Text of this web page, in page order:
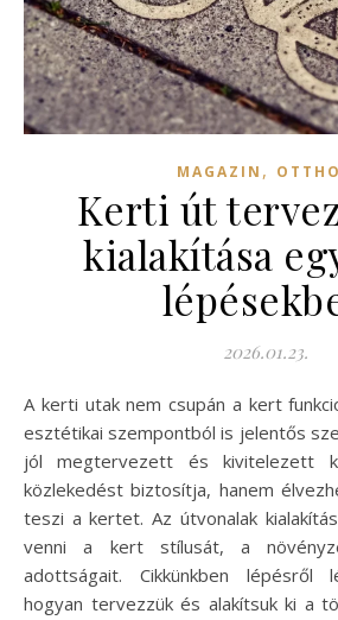
MAGAZIN ,
Kerti út
kialakítása
2026.01.23.
A kerti utak nem csupán a kert funkcionális elemei, hanem
esztétikai szempontból is jelentős
jól megtervezett és kivitelezett
közlekedést biztosítja, hanem
teszi a kertet. Az útvonalak
venni a kert stílusát, a
adottságait. Cikkünkben lépésről
hogyan tervezzük és alakítsuk ki a